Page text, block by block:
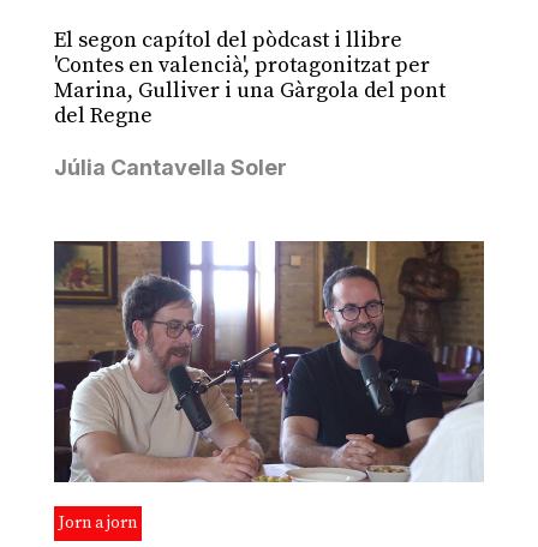
El segon capítol del pòdcast i llibre
'Contes en valencià', protagonitzat per
Marina, Gulliver i una Gàrgola del pont
del Regne
Júlia Cantavella Soler
Jorn a jorn